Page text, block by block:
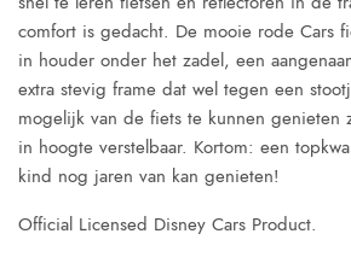
comfort is gedacht. De mooie rode Cars
in houder onder het zadel, een
extra stevig frame dat wel tegen een
mogelijk van de fiets te kunnen genieten
in hoogte verstelbaar. Kortom: een
kind nog jaren van kan genieten!
Official Licensed Disney Cars Product.